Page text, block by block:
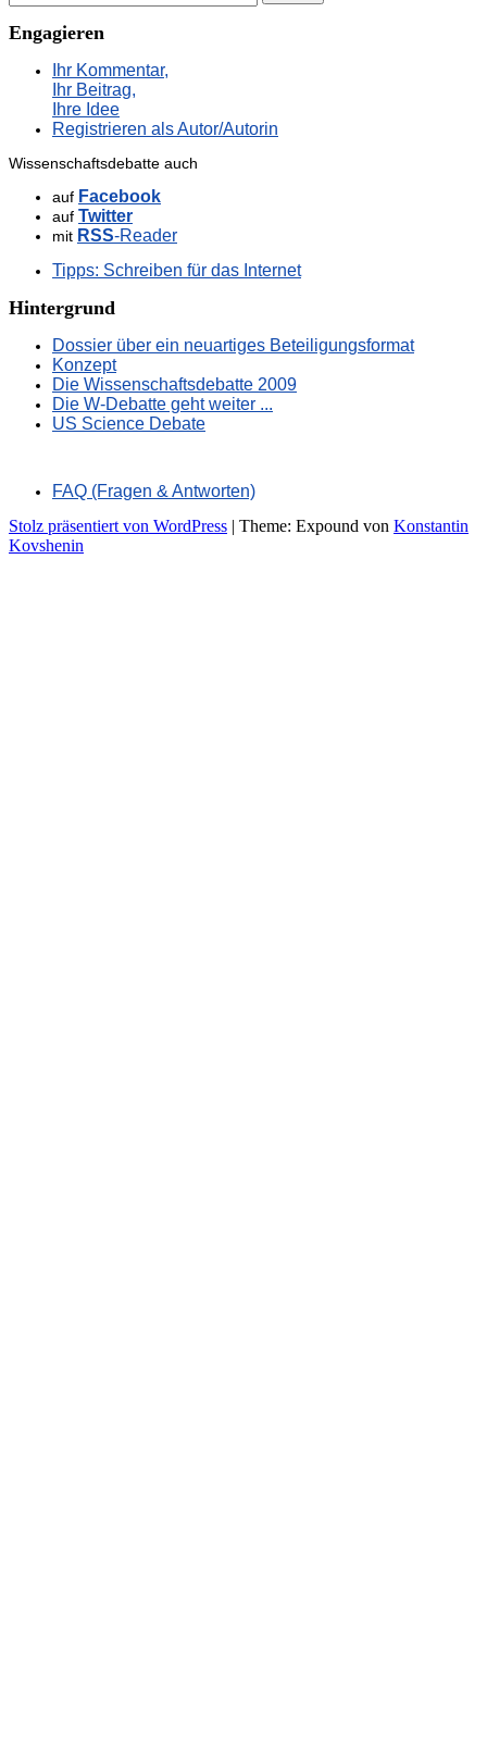
Engagieren
Ihr Kommentar,
Ihr Beitrag,
Ihre Idee
Registrieren als Autor/Autorin
Wissenschaftsdebatte auch
auf Facebook
auf Twitter
mit RSS-Reader
Tipps: Schreiben für das Internet
Hintergrund
Dossier über ein neuartiges Beteiligungsformat
Konzept
Die Wissenschaftsdebatte 2009
Die W-Debatte geht weiter ...
US Science Debate
FAQ (Fragen & Antworten)
Stolz präsentiert von WordPress | Theme: Expound von Konstantin
Kovshenin